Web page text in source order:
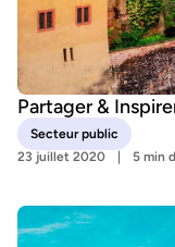
Partager &
Secteur public
23 juillet 2020
5 min